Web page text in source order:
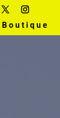
Boutique